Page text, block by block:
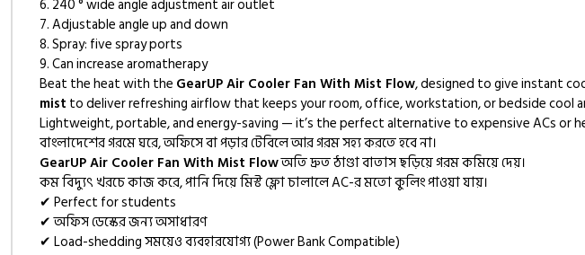
6. 240 ° wide angle adjustment air outlet
7. Adjustable angle up and down
8. Spray: five spray ports
9. Can increase aromatherapy
Beat the heat with the GearUP Air Cooler Fan With Mist Flow, designed to give instant
mist to deliver refreshing airflow that keeps your room, office, workstation, or bedside cool
Lightweight, portable, and energy-saving — it’s the perfect alternative to expensive ACs or
বাংলাদেশের গরমে ঘরে, অফিসে বা পড়ার টেবিলে আর গরম সহ্য করতে হবে না।
GearUP Air Cooler Fan With Mist Flowঅতি দ্রুত ঠাণ্ডা বাতাস ছড়িয়ে গরম কমিয়ে দেয়।
কম বিদ্যুৎ খরচে কাজ করে, পানি দিয়ে মিস্ট ফ্লো চালালে AC-র মতো কুলিং পাওয়া যায়।
✔ Perfect for students
✔ অফিস ডেস্কের জন্য অসাধারণ
✔ Load-shedding সময়েও ব্যবহারযোগ্য (Power Bank Compatible)